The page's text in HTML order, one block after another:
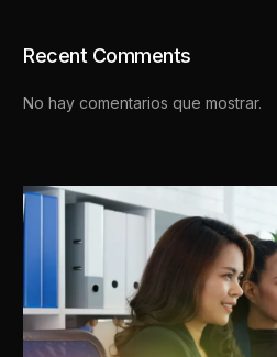
Recent Comments
No hay comentarios que mostrar.
Contact